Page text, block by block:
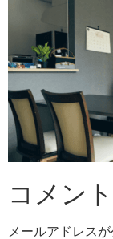
コメン
メールアドレス